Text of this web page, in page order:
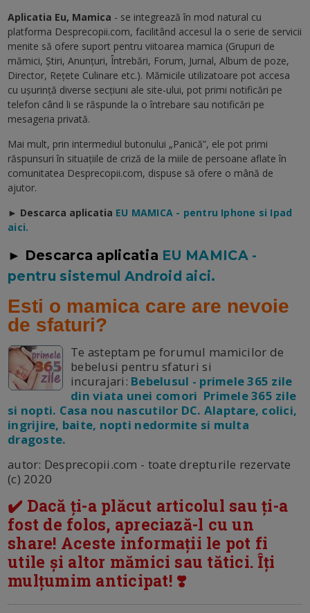
Aplicatia Eu, Mamica - se integrează în mod natural cu
platforma Desprecopii.com, facilitând accesul la o serie de servicii
menite să ofere suport pentru viitoarea mamica (Grupuri de
mămici, Ştiri, Anunţuri, Întrebări, Forum, Jurnal, Album de poze,
Director, Reţete Culinare etc.). Mămicile utilizatoare pot accesa
cu uşurinţă diverse secţiuni ale site-ului, pot primi notificări pe
telefon când li se răspunde la o întrebare sau notificări pe
mesageria privată.
Mai mult, prin intermediul butonului „Panică”, ele pot primi
răspunsuri în situaţiile de criză de la miile de persoane aflate în
comunitatea Desprecopii.com, dispuse să ofere o mână de
ajutor.
► Descarca aplicatia EU MAMICA - pentru Iphone si Ipad
aici.
► Descarca aplicatia EU MAMICA -
pentru sistemul Android aici.
Esti o mamica care are nevoie
de sfaturi?
Te asteptam pe forumul mamicilor de
bebelusi pentru sfaturi si
incurajari: Bebelusul - primele 365 zile
din viata unei comori Primele 365 zile
si nopti. Casa nou nascutilor DC. Alaptare, colici,
ingrijire, baite, nopti nedormite si multa
dragoste.
autor: Desprecopii.com - toate drepturile rezervate
(c) 2020
✔️ Dacă ți-a plăcut articolul sau ți-a
fost de folos, apreciază-l cu un
share! Aceste informații le pot fi
utile și altor mămici sau tătici. Îți
mulțumim anticipat! ❣️